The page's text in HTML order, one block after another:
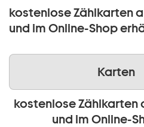
kostenlose Zählkarten
und im Online-Shop
Karten
kostenlose Zählkarten
und im Online-